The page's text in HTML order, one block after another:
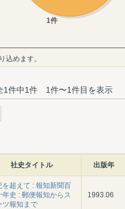
込めます。
1件中1件 1件〜1件目を表示
社史タイトル 出版年
を超えて : 報知新聞百
年史 : 郵便報知からス
ツ報知まで
1993.06